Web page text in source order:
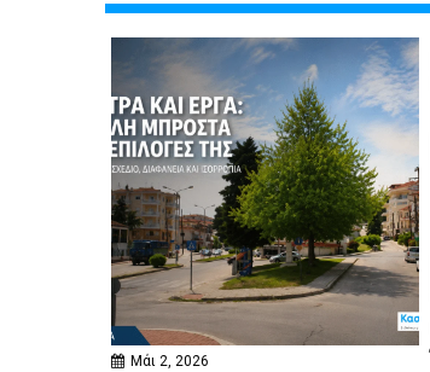
Μάι 2, 2026